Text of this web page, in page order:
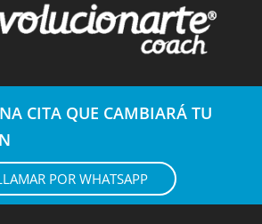
CITA QUE CAMBIARÁ TU
POR WHATSAPP